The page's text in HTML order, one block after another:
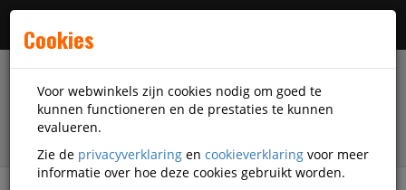
Cookies
Voor webwinkels zijn cookies nodig om goed te
kunnen functioneren en de prestaties te kunnen
evalueren.
Zie de privacyverklaring en cookieverklaring voor meer
informatie over hoe deze cookies gebruikt worden.